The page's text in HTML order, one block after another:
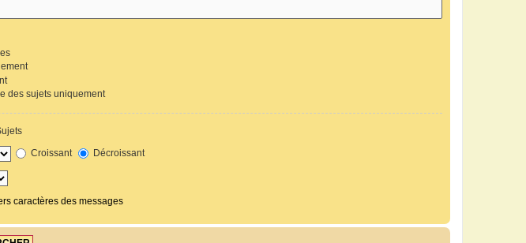
des sujets uniquement
Croissant Décroissant
caractères des messages